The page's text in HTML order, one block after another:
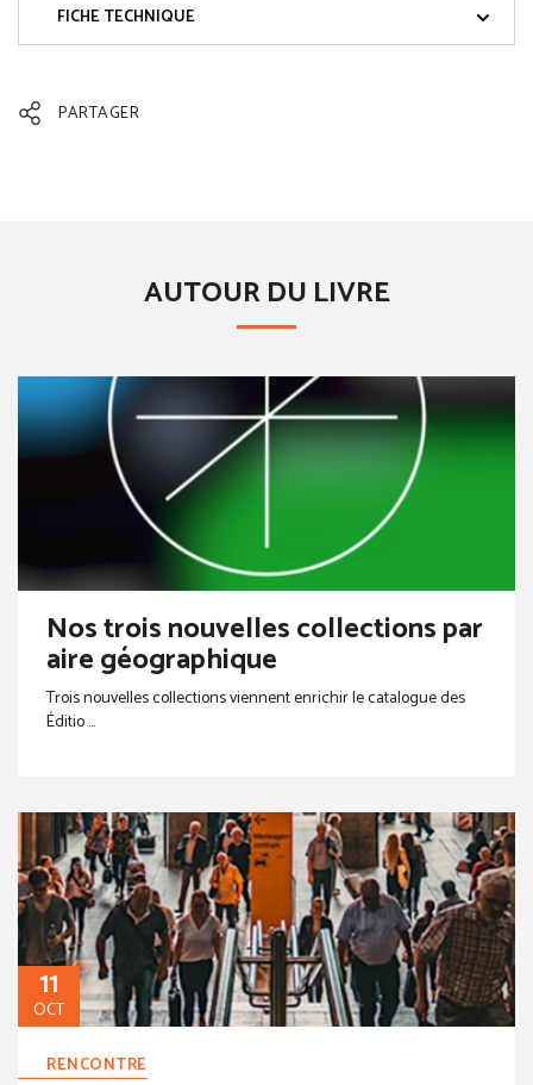
FICHE TECHNIQUE
PARTAGER
AUTOUR DU LIVRE
Nos trois nouvelles collections par
aire géographique
Trois nouvelles collections viennent enrichir le catalogue des
Éditio ...
11
OCT
RENCONTRE